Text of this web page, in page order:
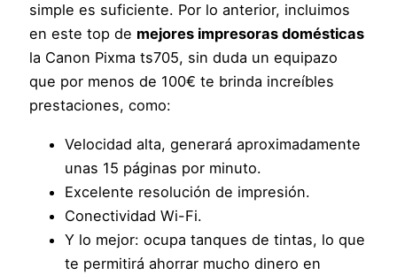
simple es suficiente. Por lo anterior, incluimos
en este top de mejores impresoras domésticas
la Canon Pixma ts705, sin duda un equipazo
que por menos de 100€ te brinda increíbles
prestaciones, como:
Velocidad alta, generará aproximadamente
unas 15 páginas por minuto.
Excelente resolución de impresión.
Conectividad Wi-Fi.
Y lo mejor: ocupa tanques de tintas, lo que
te permitirá ahorrar mucho dinero en